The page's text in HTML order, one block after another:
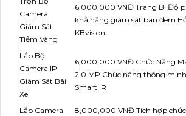
Camera
Giám Sát
Tiệm Vàng
6,000,000 VNĐ Trang Bị Độ
khả năng giám sát ban đêm
KBvision
Lắp Bộ
Camera IP
Giám Sát Bãi
Xe
6,000,000 VNĐ Chức Năng
2.0 MP Chức năng thông
Smart IR
Lắp Camera
8,000,000 VNĐ Tích hợp